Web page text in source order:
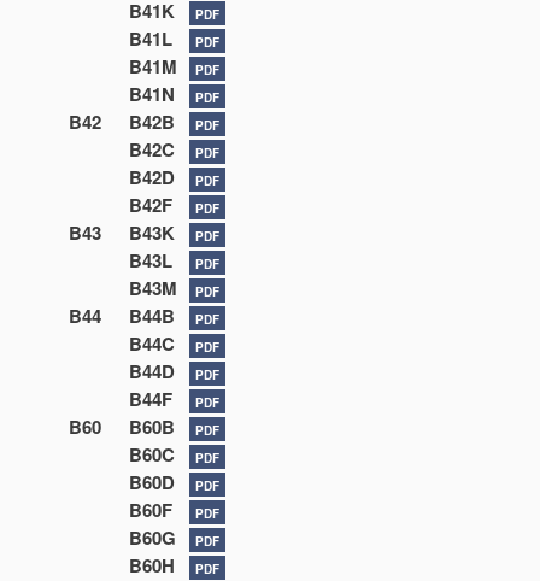
B41K PDF
B41L PDF
B41M PDF
B41N PDF
B42 B42B PDF
B42C PDF
B42D PDF
B42F PDF
B43 B43K PDF
B43L PDF
B43M PDF
B44 B44B PDF
B44C PDF
B44D PDF
B44F PDF
B60 B60B PDF
B60C PDF
B60D PDF
B60F PDF
B60G PDF
B60H PDF